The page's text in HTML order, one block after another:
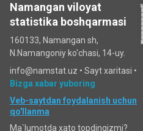
Namangan viloyat
statistika boshqarmasi
160133, Namangan sh,
N.Namangoniy ko'chasi, 14-uy.
info@namstat.uz • Sayt xaritasi •
Bizga xabar yuboring
Veb-saytdan foydalanish uchun
qo'llanma
Ma`lumotda xato topdingizmi?